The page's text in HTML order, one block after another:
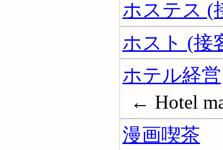
ホステス (
ホスト (接
ホテル経営
← Hotel
漫画喫茶